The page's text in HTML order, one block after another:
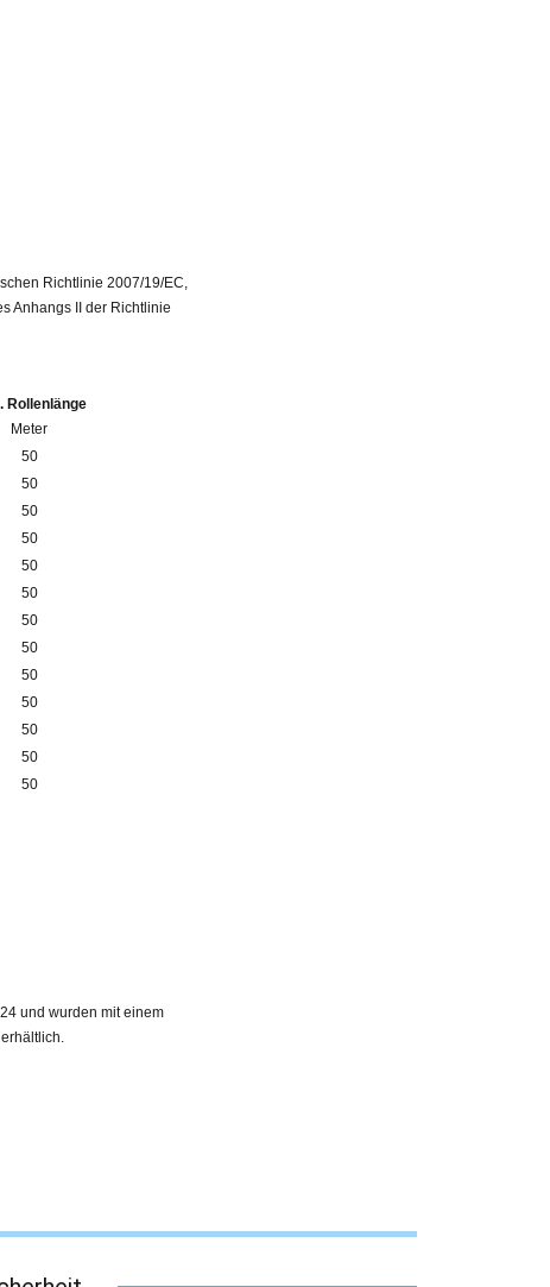
Richtlinie 2007/19/EC,
Anhangs II der Richtlinie
Rollenlänge
Meter
50
50
50
50
50
50
50
50
50
50
50
50
50
und wurden mit einem